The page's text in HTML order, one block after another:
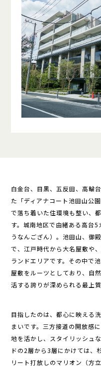
白金台、目黒、五反田、高輪
た「ディアナコート池田山公
で落ち着いた住環境も整い、
す。城南地区で由緒ある高台
うなんござん）。池田山、御
で、江戸時代から大名屋敷や
ランドエリアです。その中で
屋敷をルーツとしており、自
活する誇りが深められる最上
目指したのは、都心に映える
まいです。三方接道の開放感
地を活かし、スタイリッシュ
ドの2層から3層にかけては、
リート打放しのマリオン（方